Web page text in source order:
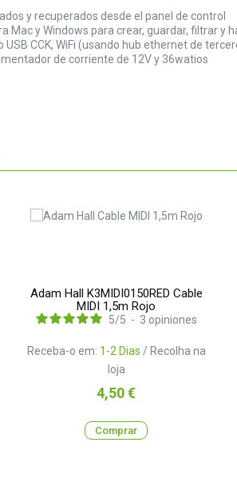
y recuperados desde el panel de control
Mac y Windows para crear, guardar, filtrar y
CCK, WiFi (usando hub ethernet de
de corriente de 12V y 36watios
Adam Hall K3MIDI0150RED Cable
MIDI 1,5m Rojo
Receba-o em: 1-2 Dias / Recolha na
loja
5/5 - 3 opiniones
Preço
4,50 €
Comprar